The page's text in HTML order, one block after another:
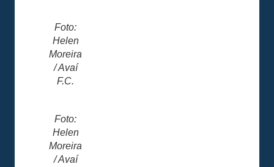
Foto:
Helen
Moreira
/ Avaí
F.C.
Foto:
Helen
Moreira
/ Avaí